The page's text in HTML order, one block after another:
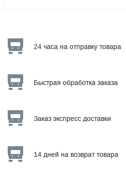
24 часа на отправку товара
Быстрая обработка заказа
Заказ экспресс доставки
14 дней на возврат товара